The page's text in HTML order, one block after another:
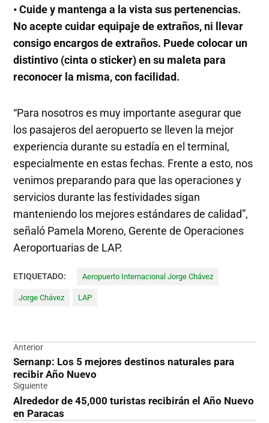
• Cuide y mantenga a la vista sus pertenencias.
No acepte cuidar equipaje de extraños, ni llevar
consigo encargos de extraños. Puede colocar un
distintivo (cinta o sticker) en su maleta para
reconocer la misma, con facilidad.
“Para nosotros es muy importante asegurar que
los pasajeros del aeropuerto se lleven la mejor
experiencia durante su estadía en el terminal,
especialmente en estas fechas. Frente a esto, nos
venimos preparando para que las operaciones y
servicios durante las festividades sigan
manteniendo los mejores estándares de calidad”,
señaló Pamela Moreno, Gerente de Operaciones
Aeroportuarias de LAP.
ETIQUETADO: Aeropuerto Internacional Jorge Chávez
Jorge Chávez LAP
Navegación
de
entradas
Anterior
Sernanp: Los 5 mejores destinos naturales para
recibir Año Nuevo
Siguiente
Alrededor de 45,000 turistas recibirán el Año Nuevo
en Paracas